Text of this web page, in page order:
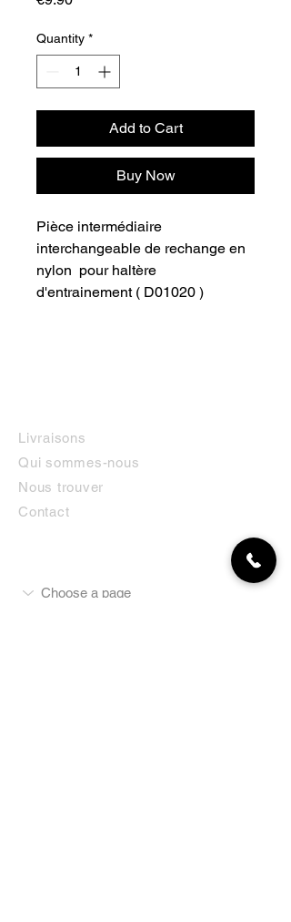
Quantity *
Add to Cart
Buy Now
Pièce intermédiaire
interchangeable de rechange en
nylon  pour haltère
d'entrainement ( D01020 )
Livraisons
Qui sommes-nous
Nous trouver
Contact